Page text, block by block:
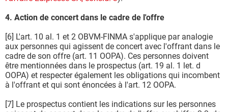
4. Action de concert dans le cadre de l'offre
[6] L'art. 10 al. 1 et 2 OBVM-FINMA s'applique par analogie
aux personnes qui agissent de concert avec l'offrant dans le
cadre de son offre (art. 11 OOPA). Ces personnes doivent
être mentionnées dans le prospectus (art. 19 al. 1 let. d
OOPA) et respecter également les obligations qui incombent
à l'offrant et qui sont énoncées à l'art. 12 OOPA.
[7] Le prospectus contient les indications sur les personnes